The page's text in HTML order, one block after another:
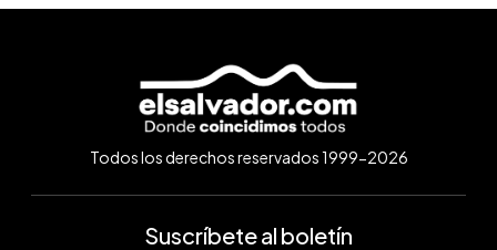
Todos los derechos reservados 1999-2026
Suscríbete al boletín